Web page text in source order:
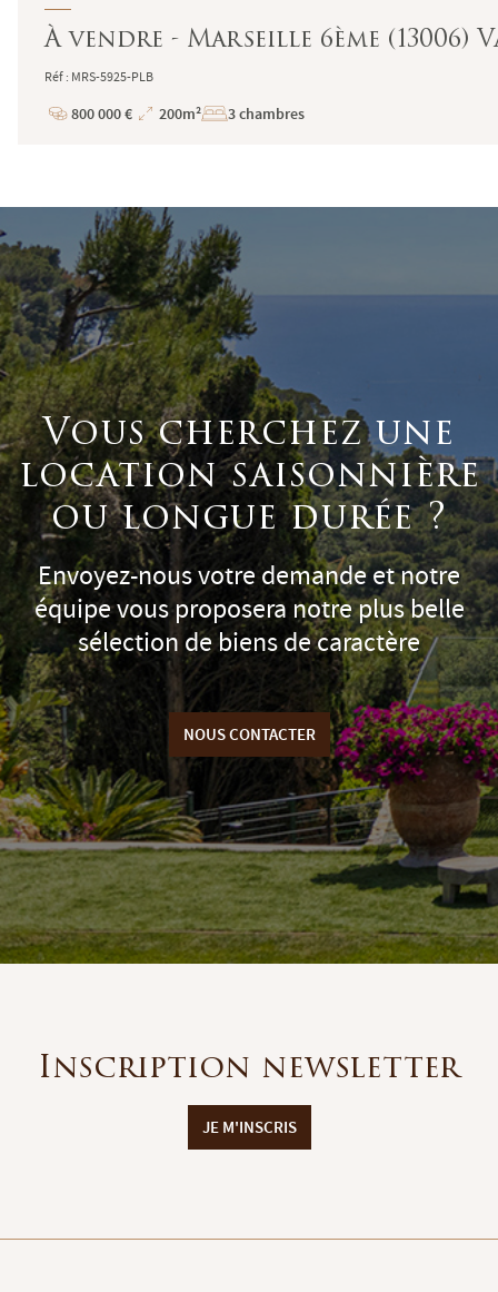
À vendre - Marseille 6ème
Réf : MRS-5925-PLB
Prix
800 000 €
Superficie
200m² 3 chambres
Vous cherchez une
location saisonnière
ou longue durée ?
Envoyez-nous votre demande et notre
équipe vous proposera notre plus belle
sélection de biens de caractère
NOUS CONTACTER
Inscription newsletter
JE M'INSCRIS